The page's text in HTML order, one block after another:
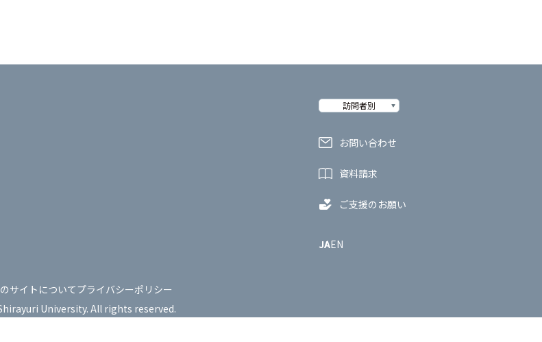
訪問者別
お問い合わせ
資料請求
ご支援のお願い
JAEN
サイトについてプライバシーポリシー
University. All rights reserved.